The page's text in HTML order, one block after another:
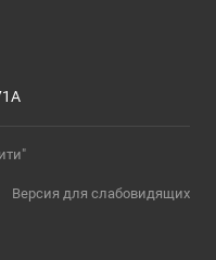
Версия для слабовидящих